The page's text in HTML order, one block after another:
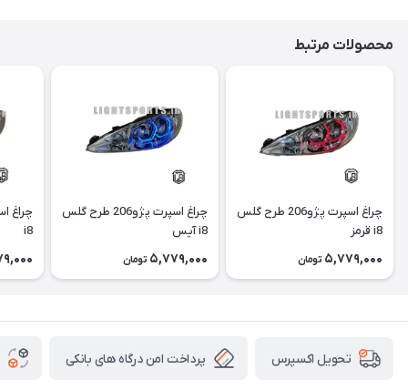
محصولات مرتبط
چراغ اسپرت پژو206 طرح گلس
i8 قرمز
5,779,000 تومان
چراغ اسپرت پژو206 طرح گلس
i8 آیس
5,779,000 تومان
i8
تحویل اکسپرس پرداخت امن درگاه های بانکی